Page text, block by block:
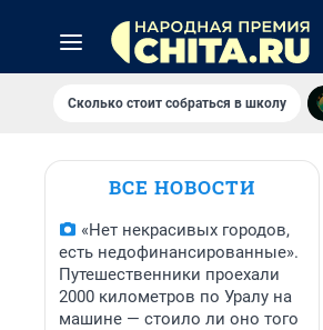
Сколько стоит собраться в школу
ВСЕ НОВОСТИ
«Нет некрасивых городов,
есть недофинансированные».
Путешественники проехали
2000 километров по Уралу на
машине — стоило ли оно того